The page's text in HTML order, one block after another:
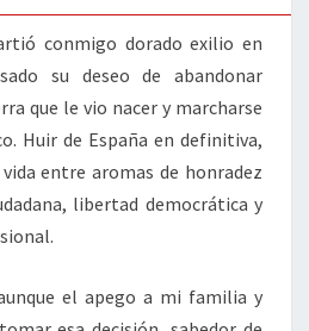
ASÍ
conmigo dorado exilio en
su deseo de abandonar
que le vio nacer y marcharse
Huir de España en definitiva,
entre aromas de honradez
libertad democrática y
el apego a mi familia y